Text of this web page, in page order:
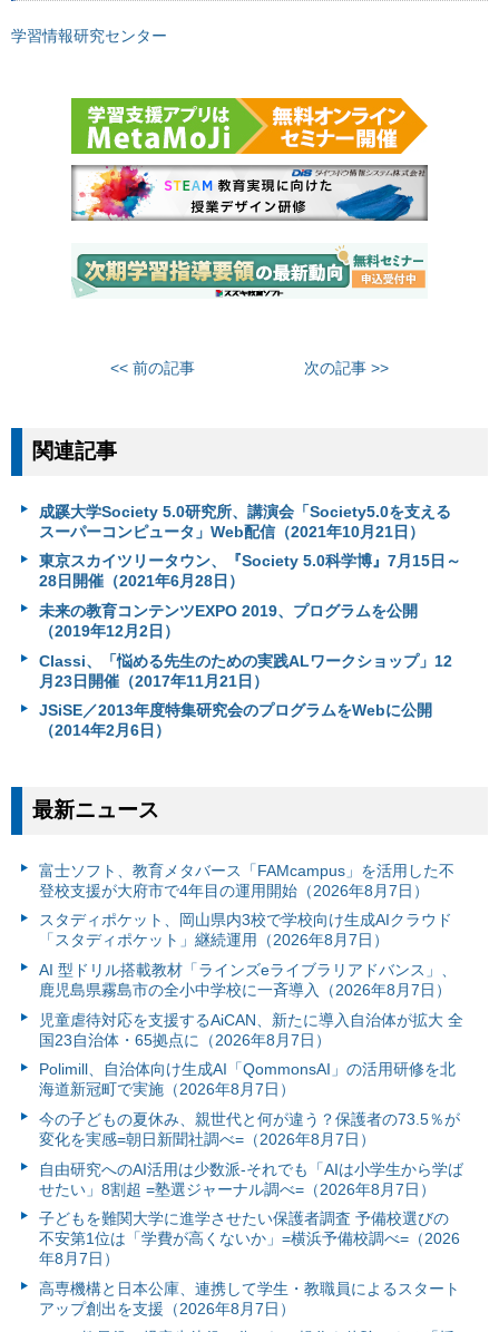
学習情報研究センター
<< 前の記事 次の記事 >>
関連記事
成蹊大学Society 5.0研究所、講演会「Society5.0を支える
スーパーコンピュータ」Web配信（2021年10月21日）
東京スカイツリータウン、『Society 5.0科学博』7月15日～
28日開催（2021年6月28日）
未来の教育コンテンツEXPO 2019、プログラムを公開
（2019年12月2日）
Classi、「悩める先生のための実践ALワークショップ」12
月23日開催（2017年11月21日）
JSiSE／2013年度特集研究会のプログラムをWebに公開
（2014年2月6日）
最新ニュース
富⼠ソフト、教育メタバース「FAMcampus」を活用した不
登校支援が大府市で4年目の運用開始（2026年8月7日）
スタディポケット、岡山県内3校で学校向け生成AIクラウド
「スタディポケット」継続運用（2026年8月7日）
AI 型ドリル搭載教材「ラインズeライブラリアドバンス」、
鹿児島県霧島市の全小中学校に一斉導入（2026年8月7日）
児童虐待対応を支援するAiCAN、新たに導入自治体が拡大 全
国23自治体・65拠点に（2026年8月7日）
Polimill、自治体向け生成AI「QommonsAI」の活用研修を北
海道新冠町で実施（2026年8月7日）
今の子どもの夏休み、親世代と何が違う？保護者の73.5％が
変化を実感=朝日新聞社調べ=（2026年8月7日）
自由研究へのAI活用は少数派-それでも「AIは小学生から学ば
せたい」8割超 =塾選ジャーナル調べ=（2026年8月7日）
子どもを難関大学に進学させたい保護者調査 予備校選びの
不安第1位は「学費が高くないか」=横浜予備校調べ=（2026
年8月7日）
高専機構と日本公庫、連携して学生・教職員によるスタート
アップ創出を支援（2026年8月7日）